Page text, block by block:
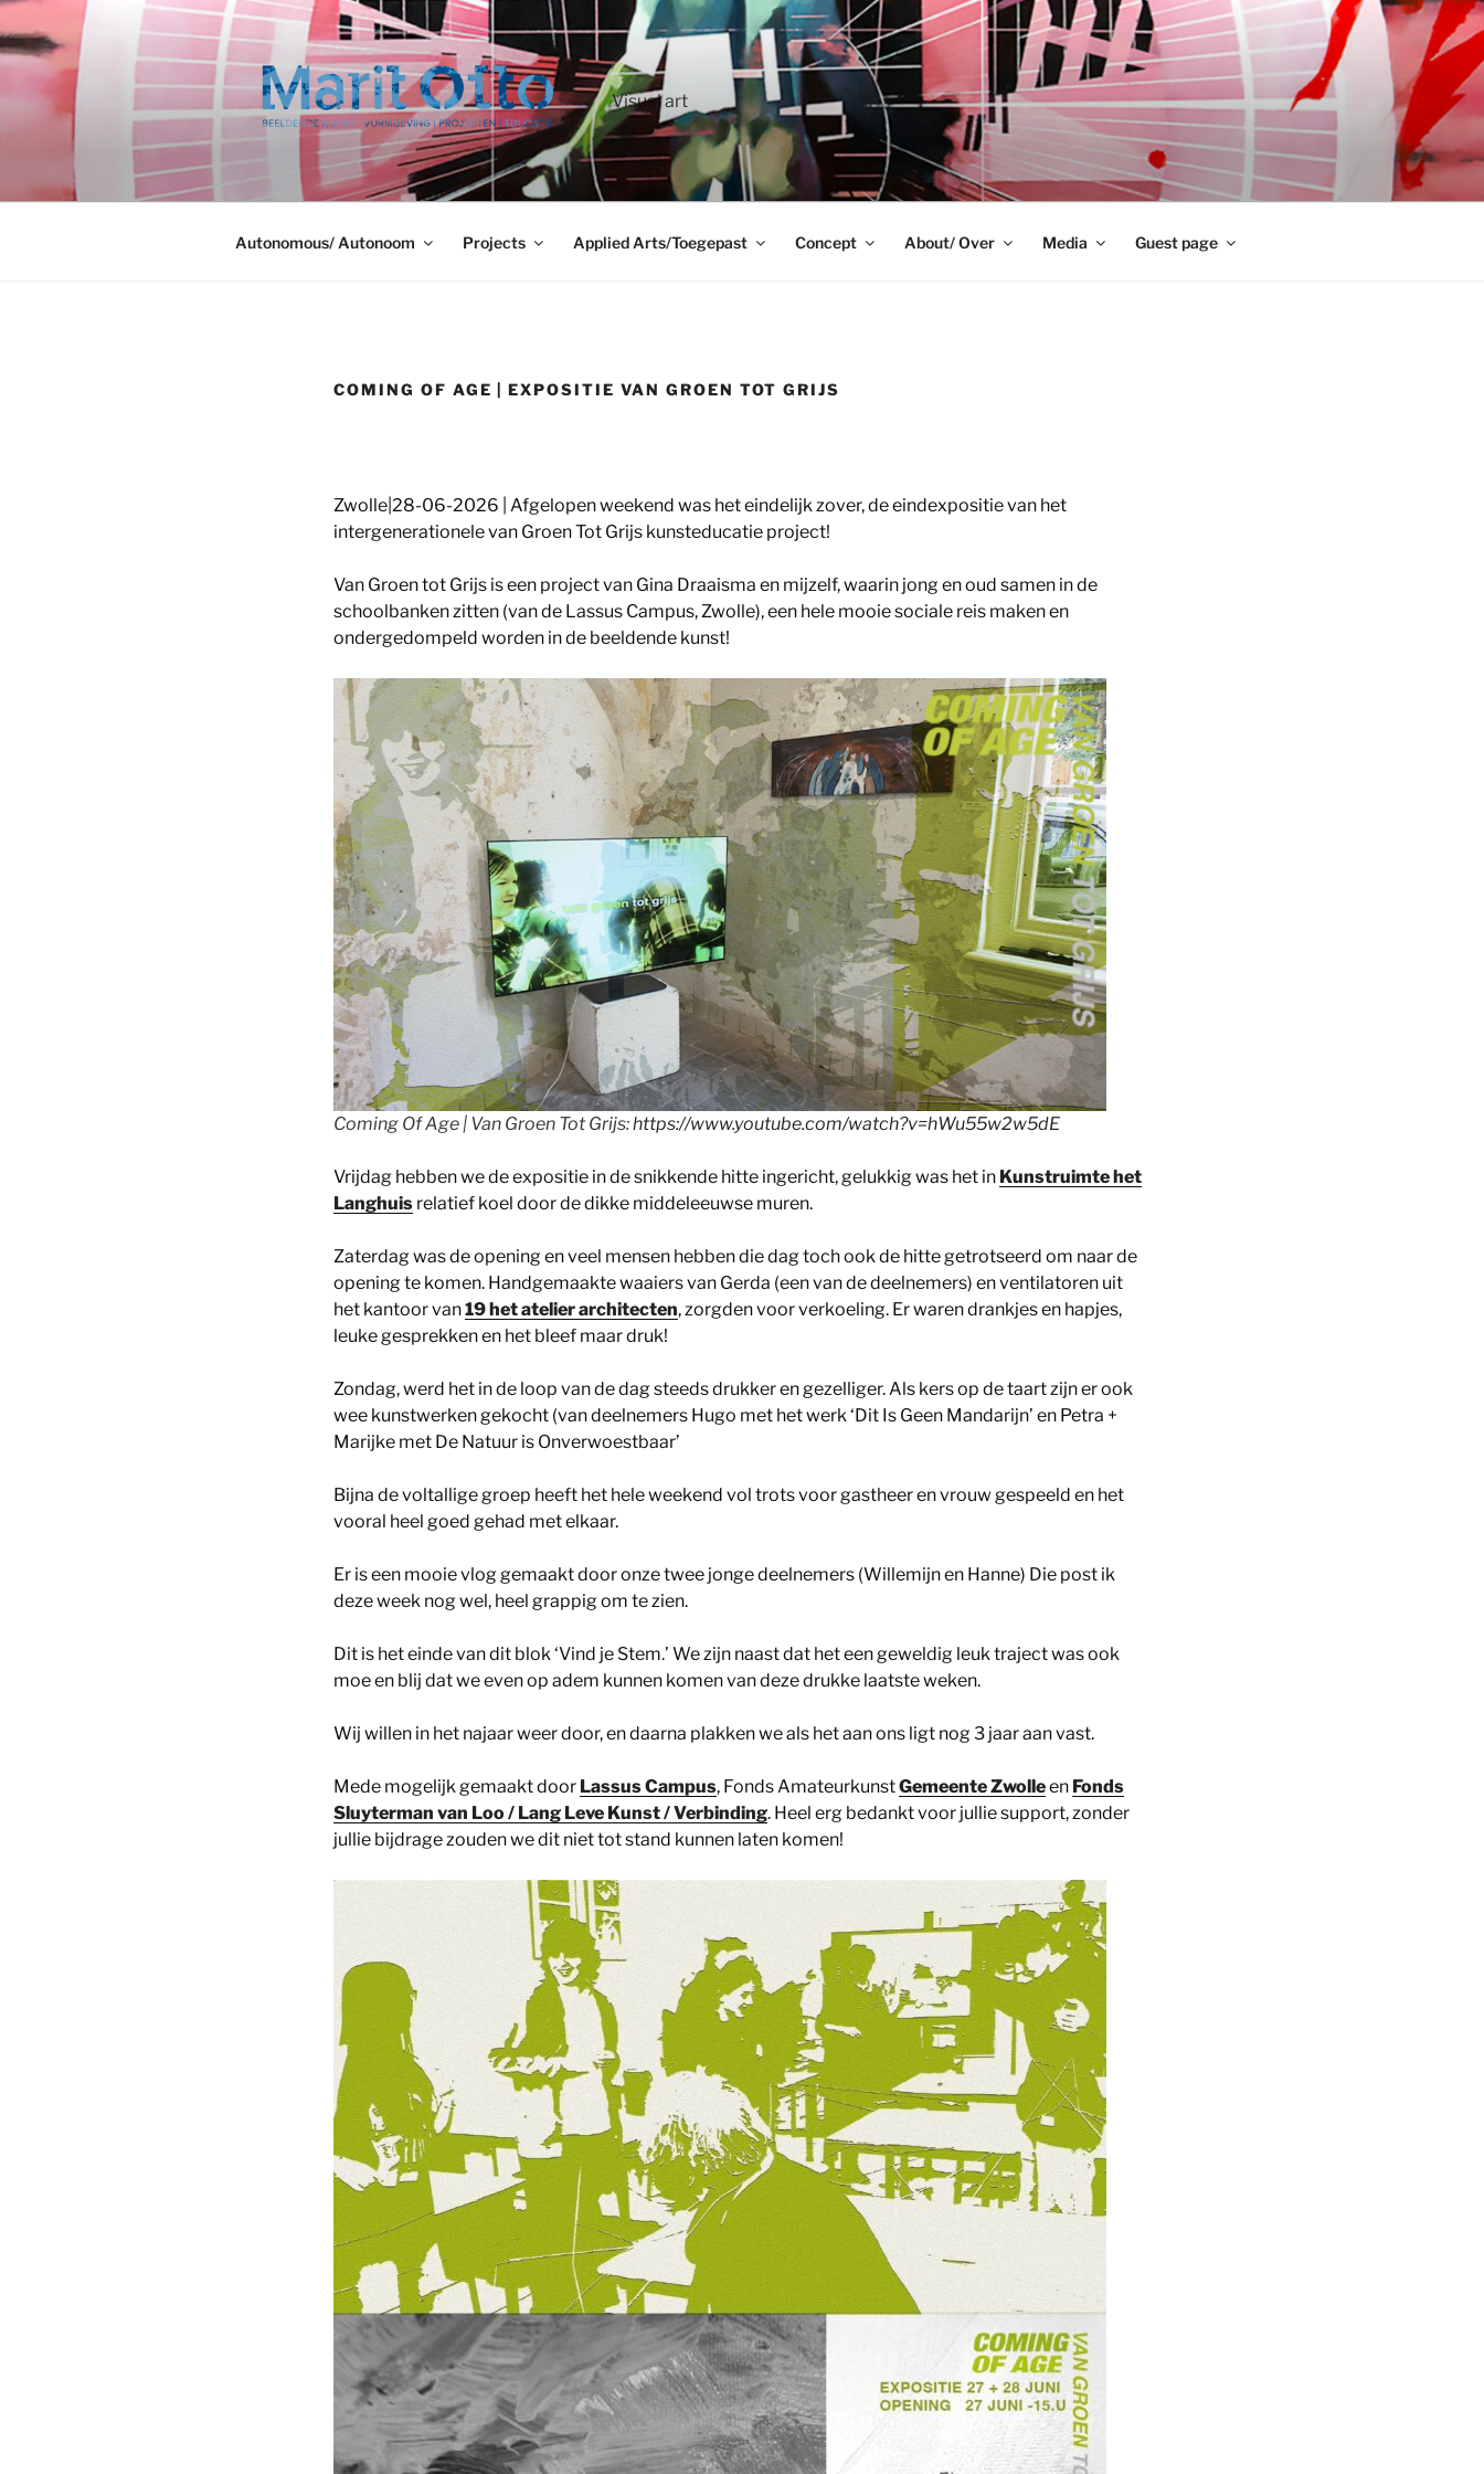
Ga
naar
de
Visual art
Autonomous/ Autonoom Projects Applied Arts/Toegepast Concept About/ Over Media Guest page
COMING OF AGE | EXPOSITIE VAN GROEN TOT GRIJS
Zwolle|28-06-2026 | Afgelopen weekend was het eindelijk zover, de eindexpositie van het
intergenerationele van Groen Tot Grijs kunsteducatie project!
Van Groen tot Grijs is een project van Gina Draaisma en mijzelf, waarin jong en oud samen in de
schoolbanken zitten (van de Lassus Campus, Zwolle), een hele mooie sociale reis maken en
ondergedompeld worden in de beeldende kunst!
Coming Of Age | Van Groen Tot Grijs:https://www.youtube.com/watch?v=hWu55w2w5dE
Vrijdag hebben we de expositie in de snikkende hitte ingericht, gelukkig was het in Kunstruimte het
Langhuis relatief koel door de dikke middeleeuwse muren.
Zaterdag was de opening en veel mensen hebben die dag toch ook de hitte getrotseerd om naar de
opening te komen. Handgemaakte waaiers van Gerda (een van de deelnemers) en ventilatoren uit
het kantoor van19 het atelier architecten, zorgden voor verkoeling. Er waren drankjes en hapjes,
leuke gesprekken en het bleef maar druk!
Zondag, werd het in de loop van de dag steeds drukker en gezelliger. Als kers op de taart zijn er ook
wee kunstwerken gekocht (van deelnemers Hugo met het werk ‘Dit Is Geen Mandarijn’ en Petra +
Marijke met De Natuur is Onverwoestbaar’
Bijna de voltallige groep heeft het hele weekend vol trots voor gastheer en vrouw gespeeld en het
vooral heel goed gehad met elkaar.
Er is een mooie vlog gemaakt door onze twee jonge deelnemers (Willemijn en Hanne) Die post ik
deze week nog wel, heel grappig om te zien.
Dit is het einde van dit blok ‘Vind je Stem.’ We zijn naast dat het een geweldig leuk traject was ook
moe en blij dat we even op adem kunnen komen van deze drukke laatste weken.
Wij willen in het najaar weer door, en daarna plakken we als het aan ons ligt nog 3 jaar aan vast.
Mede mogelijk gemaakt door Lassus Campus, Fonds AmateurkunstGemeente Zwolleen Fonds
Sluyterman van Loo / Lang Leve Kunst / Verbinding. Heel erg bedankt voor jullie support, zonder
jullie bijdrage zouden we dit niet tot stand kunnen laten komen!